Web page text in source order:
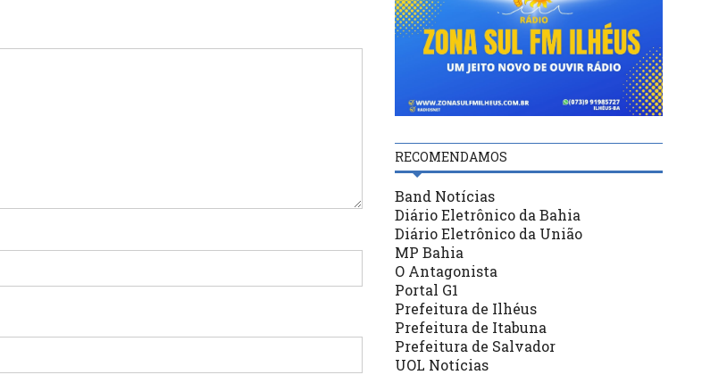
RECOMENDAMOS
Band Notícias
Diário Eletrônico da Bahia
Diário Eletrônico da União
MP Bahia
O Antagonista
Portal G1
Prefeitura de Ilhéus
Prefeitura de Itabuna
Prefeitura de Salvador
UOL Notícias